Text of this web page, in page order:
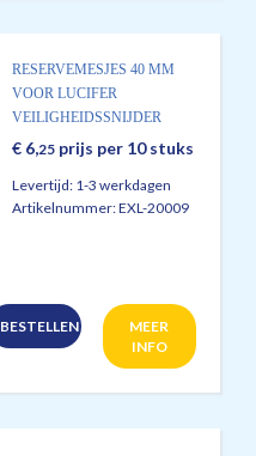
RESERVEMESJES 40 MM
VOOR LUCIFER
VEILIGHEIDSSNIJDER
€ 6,25 prijs per 10 stuks
Levertijd: 1-3 werkdagen
Artikelnummer:EXL-20009
BESTELLEN
MEER
INFO